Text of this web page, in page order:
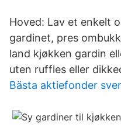
Hoved: Lav et enkelt
gardinet, pres
land kjøkken gardin
uten ruffles eller
Bästa aktiefonder